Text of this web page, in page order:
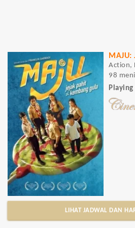
Action,
98
Playing
LIHAT JADWAL DAN